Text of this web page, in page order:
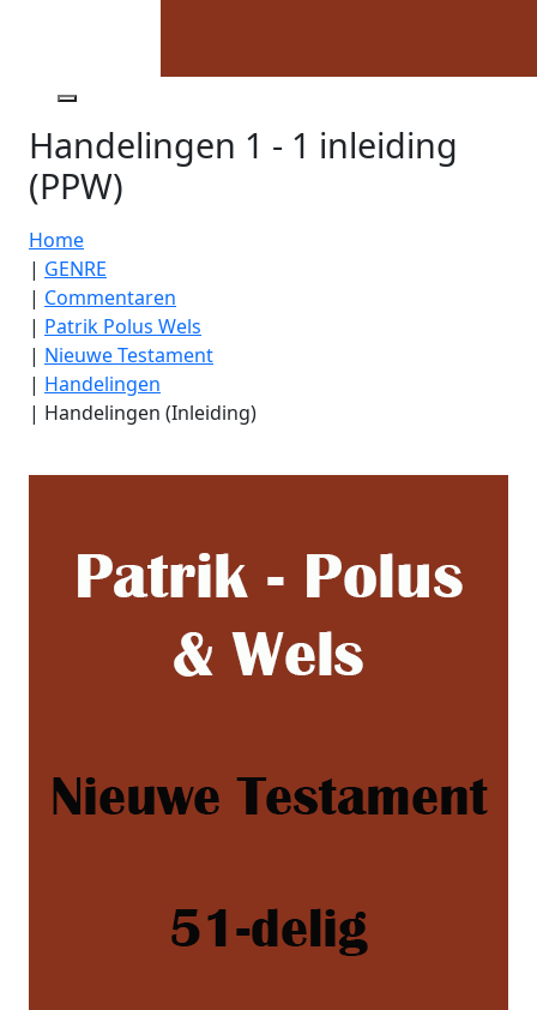
Handelingen 1 - 1 inleiding
(PPW)
Home
| GENRE
| Commentaren
| Patrik Polus Wels
| Nieuwe Testament
| Handelingen
| Handelingen (Inleiding)